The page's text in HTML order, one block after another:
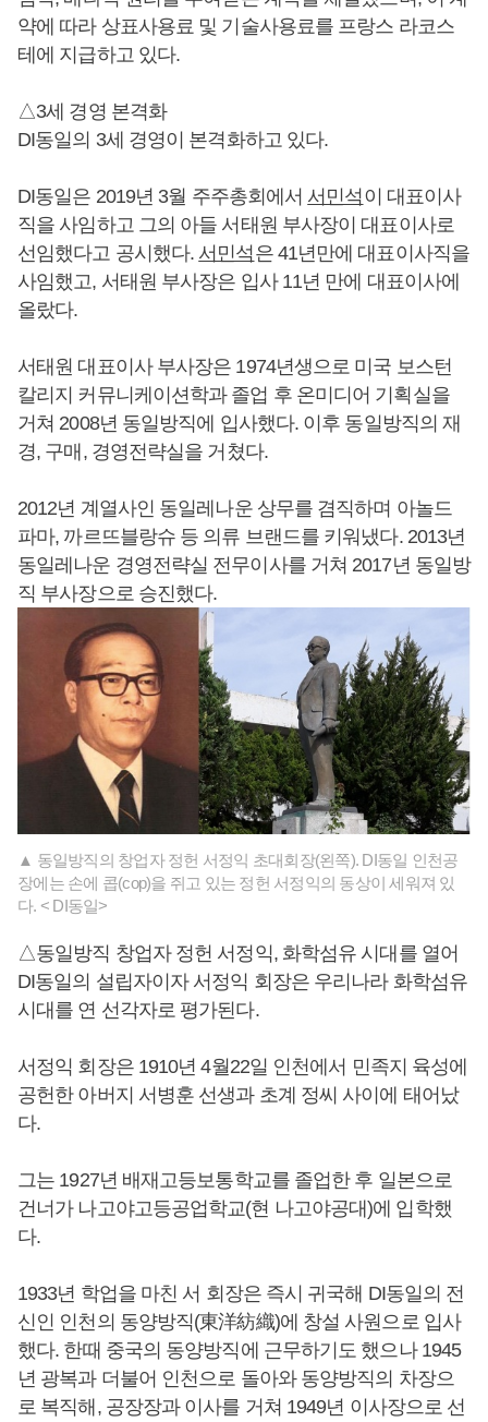
약에 따라 상표사용료 및 기술사용료를 프랑스 라코스
테에 지급하고 있다.
△3세 경영 본격화
DI동일의 3세 경영이 본격화하고 있다.
DI동일은 2019년 3월 주주총회에서 서민석이 대표이사
직을 사임하고 그의 아들 서태원 부사장이 대표이사로
선임했다고 공시했다. 서민석은 41년만에 대표이사직을
사임했고, 서태원 부사장은 입사 11년 만에 대표이사에
올랐다.
서태원 대표이사 부사장은 1974년생으로 미국 보스턴
칼리지 커뮤니케이션학과 졸업 후 온미디어 기획실을
거쳐 2008년 동일방직에 입사했다. 이후 동일방직의 재
경, 구매, 경영전략실을 거쳤다.
2012년 계열사인 동일레나운 상무를 겸직하며 아놀드
파마, 까르뜨블랑슈 등 의류 브랜드를 키워냈다. 2013년
동일레나운 경영전략실 전무이사를 거쳐 2017년 동일방
직 부사장으로 승진했다.
▲ 동일방직의 창업자 정헌 서정익 초대회장(왼쪽). DI동일 인천공
장에는 손에 콥(cop)을 쥐고 있는 정헌 서정익의 동상이 세워져 있
다. < DI동일>
△동일방직 창업자 정헌 서정익, 화학섬유 시대를 열어
DI동일의 설립자이자 서정익 회장은 우리나라 화학섬유
시대를 연 선각자로 평가된다.
서정익 회장은 1910년 4월22일 인천에서 민족지 육성에
공헌한 아버지 서병훈 선생과 초계 정씨 사이에 태어났
다.
그는 1927년 배재고등보통학교를 졸업한 후 일본으로
건너가 나고야고등공업학교(현 나고야공대)에 입학했
다.
1933년 학업을 마친 서 회장은 즉시 귀국해 DI동일의 전
신인 인천의 동양방직(東洋紡織)에 창설 사원으로 입사
했다. 한때 중국의 동양방직에 근무하기도 했으나 1945
년 광복과 더불어 인천으로 돌아와 동양방직의 차장으
로 복직해, 공장장과 이사를 거쳐 1949년 이사장으로 선